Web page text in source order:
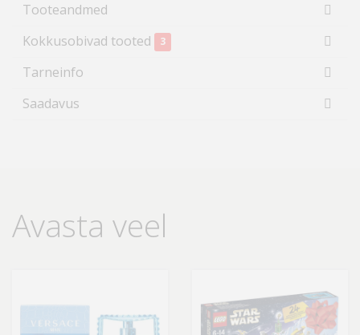
Tooteandmed
Kokkusobivad tooted
3
Tarneinfo
Saadavus
Avasta veel